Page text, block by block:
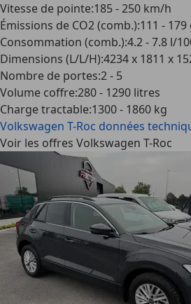
Vitesse de pointe:185 - 250 km/h
Émissions de CO2 (comb.):111 -
Consommation (comb.):4.2 - 7.8 l/
Dimensions (L/L/H):4234 x 1811 x
Nombre de portes:2 - 5
Volume coffre:280 - 1290 litres
Charge tractable:1300 - 1860 kg
Volkswagen T-Roc données
Voir les offres Volkswagen T-Roc